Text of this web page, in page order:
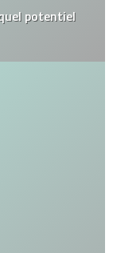
potentiel